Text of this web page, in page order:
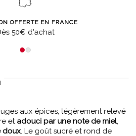
OFFERTE EN FRANCE
50€ d'achat
aux épices, légèrement relevé
et adouci par une note de miel,
doux. Le goût sucré et rond de